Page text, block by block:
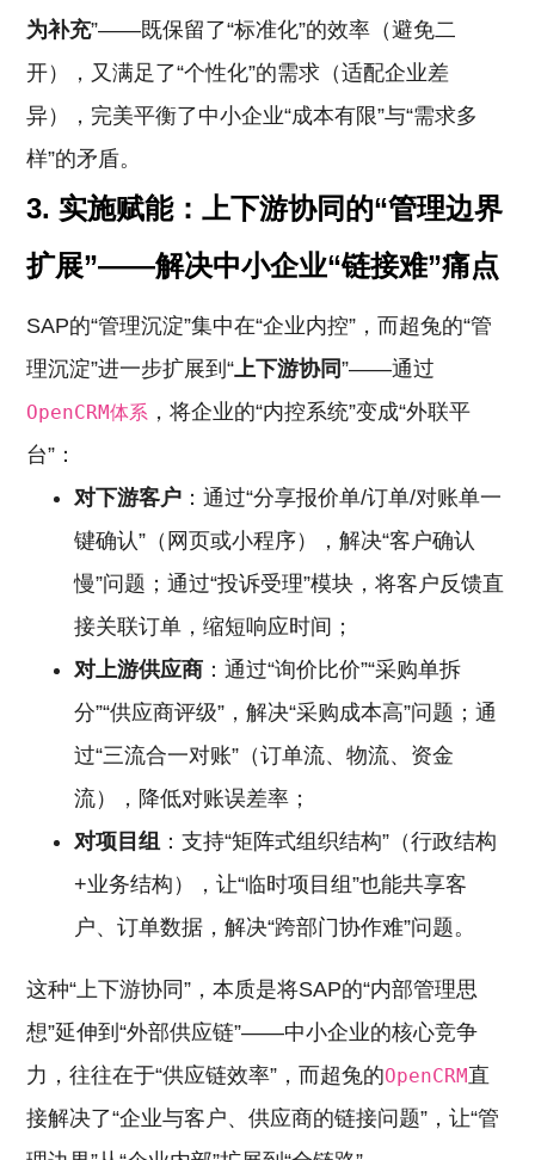
为补充”——既保留了“标准化”的效率（避免二
开），又满足了“个性化”的需求（适配企业差
异），完美平衡了中小企业“成本有限”与“需求多
样”的矛盾。
3. 实施赋能：上下游协同的“管理边界
扩展”——解决中小企业“链接难”痛点
SAP的“管理沉淀”集中在“企业内控”，而超兔的“管
理沉淀”进一步扩展到“ 上下游协同”——通过
OpenCRM体系 ，将企业的“内控系统”变成“外联平
台”：
对下游客户 ：通过“分享报价单/订单/对账单一
键确认”（网页或小程序），解决“客户确认
慢”问题；通过“投诉受理”模块，将客户反馈直
接关联订单，缩短响应时间；
对上游供应商 ：通过“询价比价”“采购单拆
分”“供应商评级”，解决“采购成本高”问题；通
过“三流合一对账”（订单流、物流、资金
流），降低对账误差率；
对项目组 ：支持“矩阵式组织结构”（行政结构
+业务结构），让“临时项目组”也能共享客
户、订单数据，解决“跨部门协作难”问题。
这种“上下游协同”，本质是将SAP的“内部管理思
想”延伸到“外部供应链”——中小企业的核心竞争
力，往往在于“供应链效率”，而超兔的OpenCRM直
接解决了“企业与客户、供应商的链接问题”，让“管